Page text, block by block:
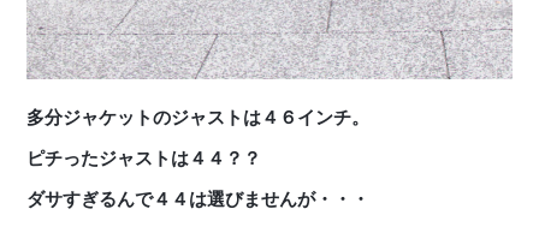
多分ジャケットのジャストは４６インチ。
ピチったジャストは４４？？
ダサすぎるんで４４は選びませんが・・・